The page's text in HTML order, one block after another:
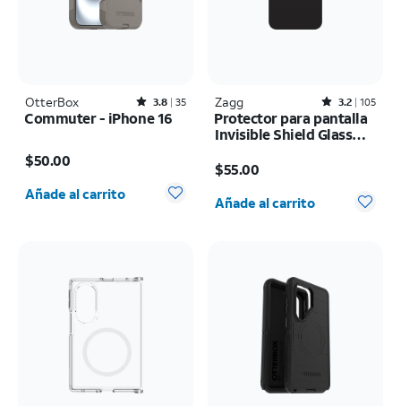
OtterBox Rated3.8out of 5 stars with35reviews
3.8 35
Commuter - iPhone 16
$50.00
Cantidad seleccionada: 0
Añade al carrito
Zagg Rated3.2out of 5 stars with105reviews
3.2 105
Protector para pantalla
Invisible Shield Glass
iPhone 17 Pro Max
$55.00
Cantidad seleccionada: 0
Añade al carrito